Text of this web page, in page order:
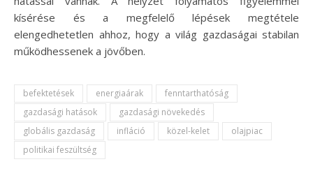
kísérése és a megfelelő lépések megtétele
elengedhetetlen ahhoz, hogy a világ gazdaságai stabilan
működhessenek a jövőben.
befektetések energiaárak
fenntarthatóság
gazdasági hatások
gazdasági növekedés
globális gazdaság
infláció közel-kelet
olajpiac
politikai feszültség